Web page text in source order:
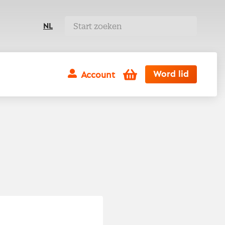
NL
Account Winkelwagen
Word lid